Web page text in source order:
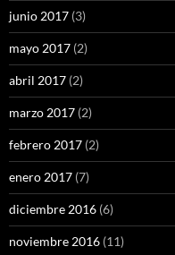
junio 2017 (3)
mayo 2017 (2)
abril 2017 (2)
marzo 2017 (2)
febrero 2017 (2)
enero 2017 (7)
diciembre 2016 (6)
noviembre 2016 (11)